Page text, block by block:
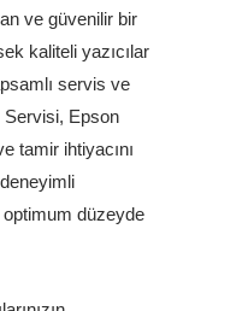
ve güvenilir bir
kaliteli yazıcılar
servis ve
Servisi, Epson
tamir ihtiyacını
optimum düzeyde